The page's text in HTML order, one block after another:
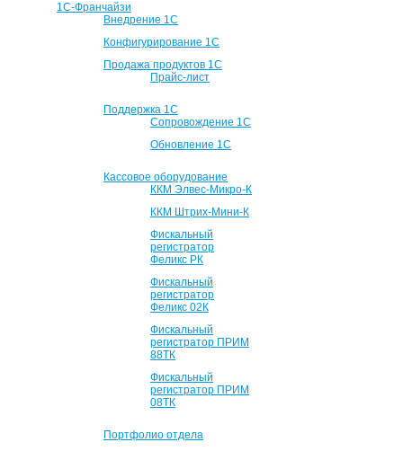
1С-Франчайзи
Внедрение 1С
Конфигурирование 1С
Продажа продуктов 1С
Прайс-лист
Поддержка 1С
Сопровождение 1С
Обновление 1С
Кассовое оборудование
ККМ Элвес-Микро-К
ККМ Штрих-Мини-К
Фискальный
регистратор
Феликс РК
Фискальный
регистратор
Феликс 02К
Фискальный
регистратор ПРИМ
88ТК
Фискальный
регистратор ПРИМ
08ТК
Портфолио отдела